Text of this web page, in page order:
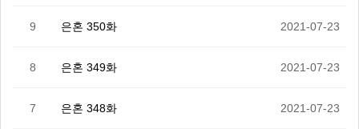
9 은혼 350화 2021-07-23
8 은혼 349화 2021-07-23
7 은혼 348화 2021-07-23